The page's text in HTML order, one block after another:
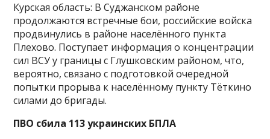
Курская область: В Суджанском районе
продолжаются встречные бои, российские войска
продвинулись в районе населённого пункта
Плехово. Поступает информация о концентрации
сил ВСУ у границы с Глушковским районом, что,
вероятно, связано с подготовкой очередной
попытки прорыва к населённому пункту Тёткино
силами до бригады.
ПВО сбила 113 украинских БПЛА